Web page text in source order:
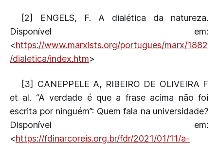
[2] ENGELS, F. A dialética da natureza.
Disponível em:
<https://www.marxists.org/portugues/marx/1882
/dialetica/index.htm>
[3] CANEPPELE A, RIBEIRO DE OLIVEIRA F
et al. “A verdade é que a frase acima não foi
escrita por ninguém”: Quem fala na universidade?
Disponível em:
<https://fdinarcoreis.org.br/fdr/2021/01/11/a-